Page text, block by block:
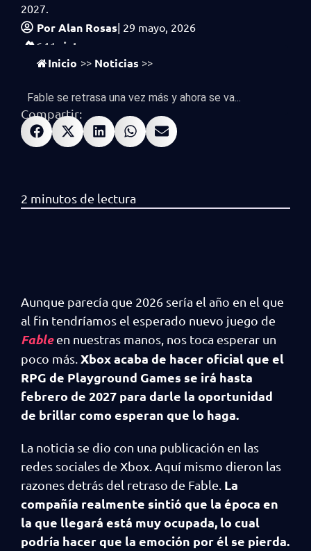
2027.
PorAlan Rosas| 29 mayo, 2026
641 vistas
Inicio >> Noticias >>
Fable se retrasa una vez más y ahora se va...
Compartir:
Aunque parecía que 2026 sería el año en el que
al fin tendríamos el esperado nuevo juego de
Fableen nuestras manos, nos toca esperar un
poco más. Xbox acaba de hacer oficial que el
RPG de Playground Games se irá hasta
febrero de 2027 para darle la oportunidad
de brillar como esperan que lo haga.
La noticia se dio con una publicación en las
redes sociales de Xbox. Aquí mismo dieron las
razones detrás del retraso de Fable. La
compañía realmente sintió que la época en
la que llegará está muy ocupada, lo cual
podría hacer que la emoción por él se pierda.